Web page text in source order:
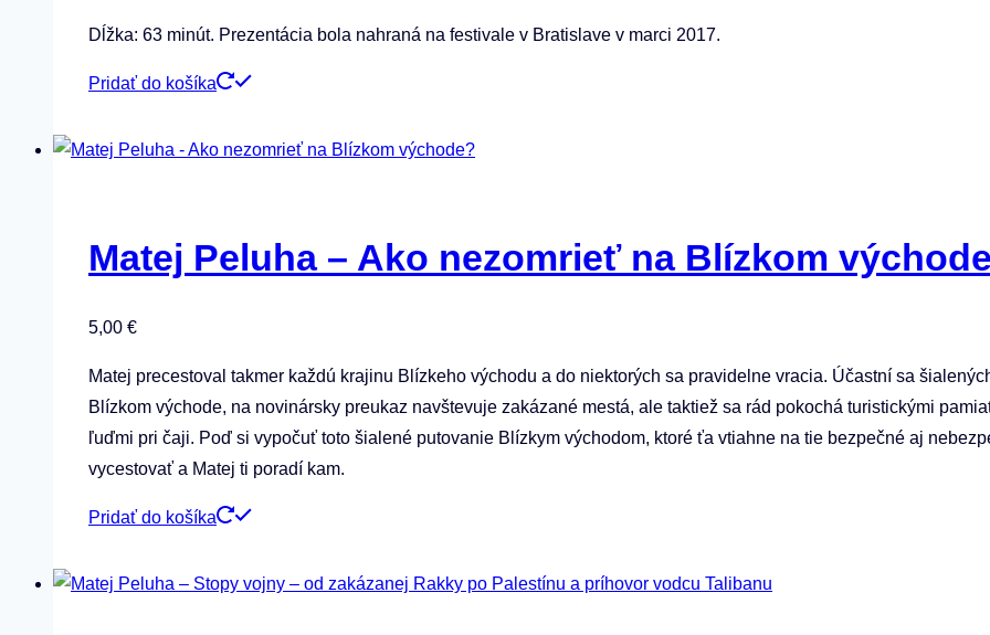
Dĺžka: 63 minút. Prezentácia bola nahraná na festivale v Bratislave v marci 2017.
Pridať do košíka
Matej Peluha – Ako nezomrieť na Blízkom
5,00 €
Matej precestoval takmer každú krajinu Blízkeho východu a do niektorých sa pravidelne vracia. Účastní sa
Blízkom východe, na novinársky preukaz navštevuje zakázané mestá, ale taktiež sa rád pokochá turistickými
ľuďmi pri čaji. Poď si vypočuť toto šialené putovanie Blízkym východom, ktoré ťa vtiahne na tie bezpečné aj
vycestovať a Matej ti poradí kam.
Pridať do košíka